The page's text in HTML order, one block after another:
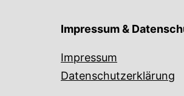
Impressum &
Impressum
Datenschutzerklärung